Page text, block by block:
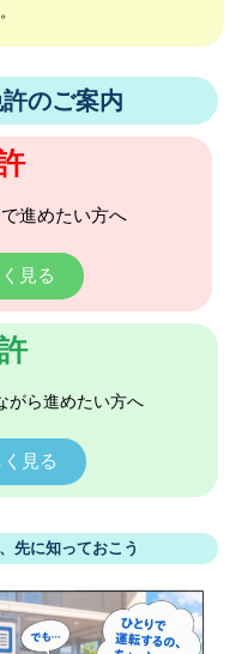
のご案内
進めたい方へ
見る
がら進めたい方へ
見る
先に知っておこう